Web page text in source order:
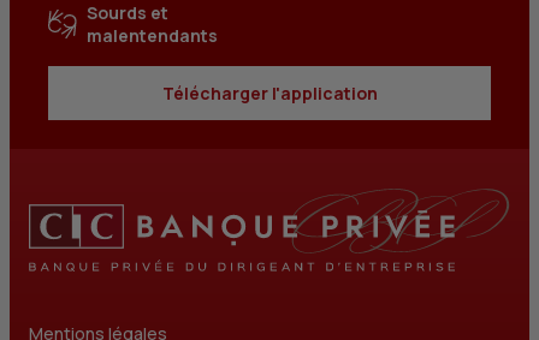
Sourds et
malentendants
Télécharger l'application
Mentions légales